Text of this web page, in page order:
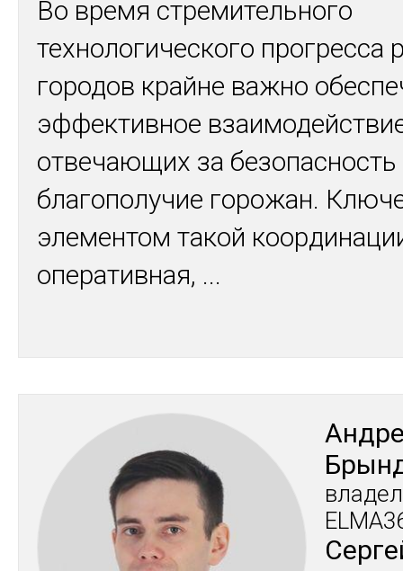
Во время стремительного
технологического прогресса
городов крайне важно
эффективное
отвечающих за безопасность
благополучие горожан.
элементом такой
оперативная, ...